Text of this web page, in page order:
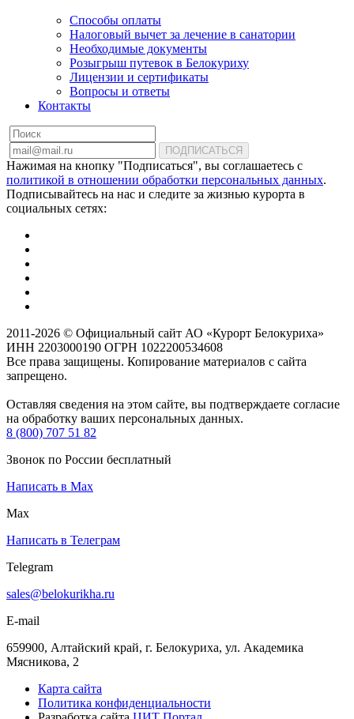
Способы оплаты
Налоговый вычет за лечение в санатории
Необходимые документы
Розыгрыш путевок в Белокуриху
Лицензии и сертификаты
Вопросы и ответы
Контакты
ПОДПИСАТЬСЯ
Нажимая на кнопку "Подписаться", вы соглашаетесь с
политикой в отношении обработки персональных данных.
Подписывайтесь на нас и следите за жизнью курорта в
социальных сетях:
2011-2026 © Официальный сайт АО «Курорт Белокуриха»
ИНН 2203000190 ОГРН 1022200534608
Все права защищены. Копирование материалов с сайта
запрещено.
Оставляя сведения на этом сайте, вы подтверждаете согласие
на обработку ваших персональных данных.
8 (800) 707 51 82
Звонок по России бесплатный
Написать в Max
Max
Написать в Телеграм
Telegram
sales@belokurikha.ru
E-mail
659900, Алтайский край, г. Белокуриха, ул. Академика
Мясникова, 2
Карта сайта
Политика конфиденциальности